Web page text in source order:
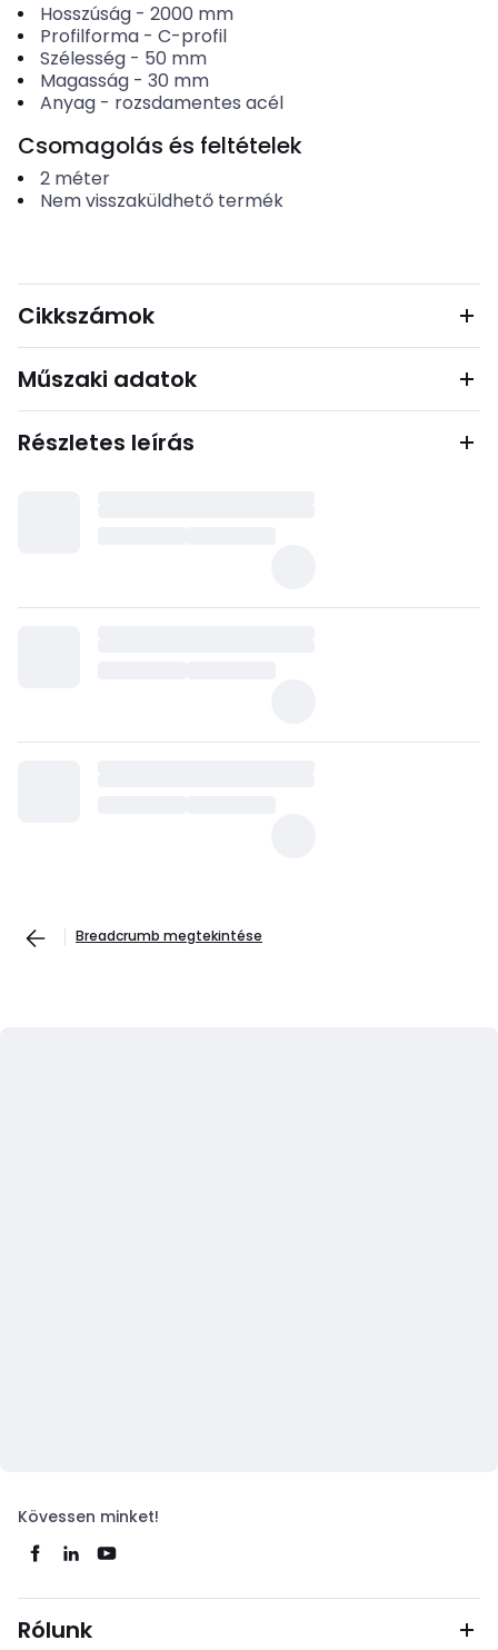
Hosszúság- 2000 mm
Profilforma- C-profil
Szélesség- 50 mm
Magasság- 30 mm
Anyag- rozsdamentes acél
Csomagolás és feltételek
2 méter
Nem visszaküldhető termék
Cikkszámok
Műszaki adatok
Részletes leírás
Breadcrumb megtekintése
Kövessen minket!
Rólunk